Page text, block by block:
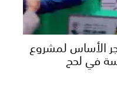
الأساس لمشروع
13 مدرسة في لحج